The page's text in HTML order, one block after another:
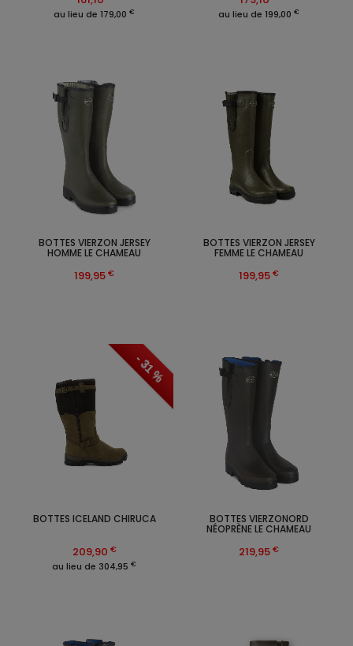
au lieu de 199,00 €
au lieu de 179,00 €
BOTTES VIERZON JERSEY
HOMME LE CHAMEAU
199,95 €
BOTTES VIERZON JERSEY
FEMME LE CHAMEAU
199,95 €
BOTTES VIERZONORD
NÉOPRÈNE LE CHAMEAU
219,95 €
- 31 %
BOTTES ICELAND CHIRUCA
209,90 €
au lieu de 304,95 €